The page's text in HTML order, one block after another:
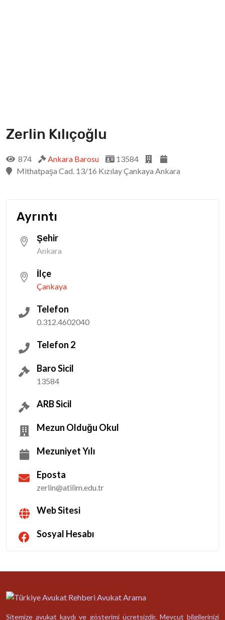
Zerlin Kılıçoğlu
874 Ankara Barosu
13584
Mithatpaşa Cad. 13/16 Kızılay Çankaya Ankara
Ayrıntı
Şehir
Ankara
İlçe
Çankaya
Telefon
0.312.4602040
Telefon 2
Baro Sicil
13584
ARB Sicil
Mezun Olduğu Okul
Mezuniyet Yılı
Eposta
zerlin@atilim.edu.tr
Web Sitesi
Sosyal Hesabı
Sitemize avukat kaydı ve gösterimi ücretsizdir. Mevcut bilgilerinizi